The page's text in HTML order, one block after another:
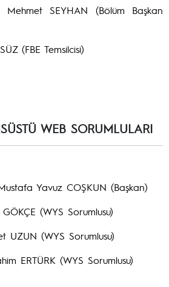
SEYHAN (Bölüm Başkan
(FBE Temsilcisi)
WEB SORUMLULARI
Yavuz COŞKUN (Başkan)
(WYS Sorumlusu)
UZUN (WYS Sorumlusu)
ERTÜRK (WYS Sorumlusu)